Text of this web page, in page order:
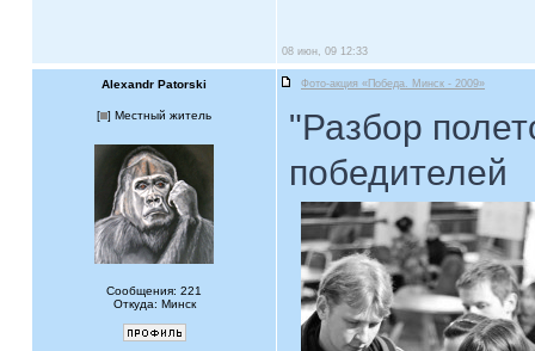
08 июн, 09 12:33
Alexandr Patorski Фото-акция «Победа. Минск - 2009»
[ ] Местный житель
Сообщения: 221
Откуда: Минск
"Разбор
победителей